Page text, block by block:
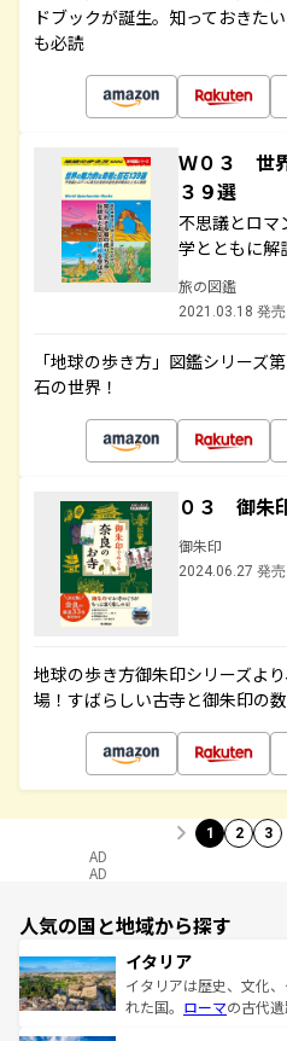
ドブックが誕生。知っておきた
も必読
Ｗ０３ 世
３９選
不思議とロマ
学とともに解
旅の図鑑
2021.03.18 発売
「地球の歩き方」図鑑シリーズ
石の世界！
０３ 御朱
御朱印
2024.06.27 発売
地球の歩き方御朱印シリーズよ
場！すばらしい古寺と御朱印の
1 2 3
AD
AD
人気の国と地域から探す
イタリア
イタリアは歴史、文化
れた国。 ローマの古代